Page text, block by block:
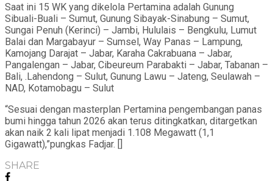
Saat ini 15 WK yang dikelola Pertamina adalah Gunung
Sibuali-Buali – Sumut, Gunung Sibayak-Sinabung – Sumut,
Sungai Penuh (Kerinci) – Jambi, Hululais – Bengkulu, Lumut
Balai dan Margabayur – Sumsel, Way Panas – Lampung,
Kamojang Darajat – Jabar, Karaha Cakrabuana – Jabar,
Pangalengan – Jabar, Cibeureum Parabakti – Jabar, Tabanan –
Bali, .Lahendong – Sulut, Gunung Lawu – Jateng, Seulawah –
NAD, Kotamobagu – Sulut
“Sesuai dengan masterplan Pertamina pengembangan panas
bumi hingga tahun 2026 akan terus ditingkatkan, ditargetkan
akan naik 2 kali lipat menjadi 1.108 Megawatt (1,1
Gigawatt),”pungkas Fadjar. []
SHARE